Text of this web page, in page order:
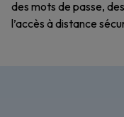
des mots de passe,
l’accès à distance